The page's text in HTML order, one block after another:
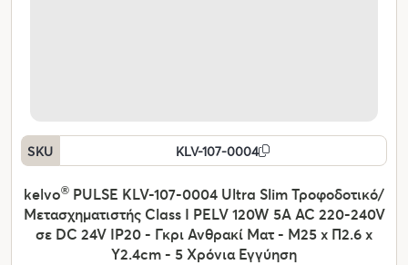
SKU KLV-107-0004
kelvo® PULSE KLV-107-0004 Ultra Slim Τροφοδοτικό/
Μετασχηματιστής Class I PELV 120W 5A AC 220-240V
σε DC 24V IP20 - Γκρι Ανθρακί Ματ - Μ25 x Π2.6 x
Υ2.4cm - 5 Χρόνια Εγγύηση